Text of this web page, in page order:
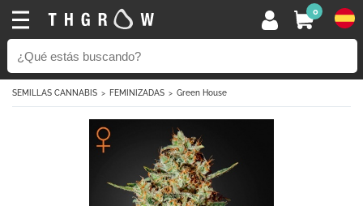
0
SEMILLAS CANNABIS FEMINIZADAS Green House